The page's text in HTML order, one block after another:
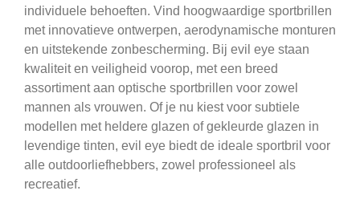
individuele behoeften. Vind hoogwaardige sportbrillen
met innovatieve ontwerpen, aerodynamische monturen
en uitstekende zonbescherming. Bij evil eye staan
kwaliteit en veiligheid voorop, met een breed
assortiment aan optische sportbrillen voor zowel
mannen als vrouwen. Of je nu kiest voor subtiele
modellen met heldere glazen of gekleurde glazen in
levendige tinten, evil eye biedt de ideale sportbril voor
alle outdoorliefhebbers, zowel professioneel als
recreatief.